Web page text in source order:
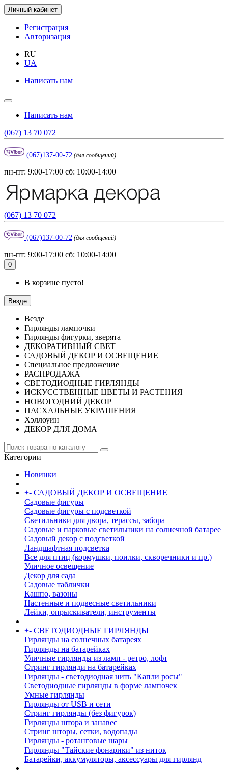
Личный кабинет
Регистрация
Авторизация
RU
UA
Написать нам
Написать нам
(067) 13 70 072
(067)137-00-72 (для сообщений)
пн-пт: 9:00-17:00 сб: 10:00-14:00
(067) 13 70 072
(067)137-00-72 (для сообщений)
пн-пт: 9:00-17:00 сб: 10:00-14:00
0
В корзине пусто!
Везде
Везде
Гирлянды лампочки
Гирлянды фигурки, зверята
ДЕКОРАТИВНЫЙ СВЕТ
САДОВЫЙ ДЕКОР И ОСВЕЩЕНИЕ
Специальное предложение
РАСПРОДАЖА
СВЕТОДИОДНЫЕ ГИРЛЯНДЫ
ИСКУССТВЕННЫЕ ЦВЕТЫ И РАСТЕНИЯ
НОВОГОДНИЙ ДЕКОР
ПАСХАЛЬНЫЕ УКРАШЕНИЯ
Хэллоуин
ДЕКОР ДЛЯ ДОМА
Категории
Новинки
+- САДОВЫЙ ДЕКОР И ОСВЕЩЕНИЕ
Садовые фигуры
Садовые фигуры с подсветкой
Светильники для двора, терассы, забора
Садовые и парковые светильники на солнечной батарее
Садовый декор с подсветкой
Ландшафтная подсветка
Все для птиц (кормушки, поилки, скворечники и пр.)
Уличное освещение
Декор для сада
Садовые таблички
Кашпо, вазоны
Настенные и подвесные светильники
Лейки, опрыскиватели, инструменты
+- СВЕТОДИОДНЫЕ ГИРЛЯНДЫ
Гирлянды на солнечных батареях
Гирлянды на батарейках
Уличные гирлянды из ламп - ретро, лофт
Стринг гирлянди на батарейках
Гирлянды - светодиодная нить "Капли росы"
Светодиодные гирлянды в форме лампочек
Умные гирлянды
Гирлянды от USB и сети
Стринг гирлянды (без фигурок)
Гирлянды штора и занавес
Стринг шторы, сетки, водопады
Гирлянды - ротанговые шары
Гирлянды "Тайские фонарики" из ниток
Батарейки, аккумуляторы, аксессуары для гирлянд